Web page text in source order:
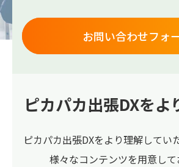
お問い合わせフォ
ピカパカ出張DXをよ
ピカパカ出張DXをより理解してい
様々なコンテンツを用意して